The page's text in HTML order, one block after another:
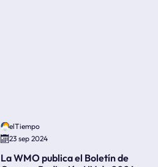
elTiempo
23 sep 2024
La WMO publica el Boletín de